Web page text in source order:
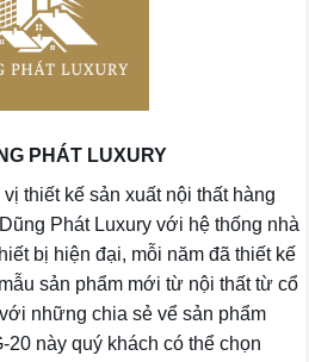
PHÁT LUXURY
thiết kế sản xuất nội thất hàng
Phát Luxury với hệ thống nhà
bị hiện đại, mỗi năm đã thiết kế
sản phẩm mới từ nội thất từ cổ
những chia sẻ vể sản phẩm
này quý khách có thể chọn